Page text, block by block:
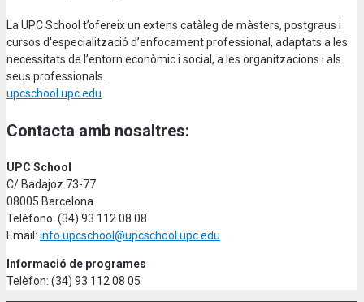
La UPC School t’ofereix un extens catàleg de màsters, postgraus i
cursos d'especialització d’enfocament professional, adaptats a les
necessitats de l’entorn econòmic i social, a les organitzacions i als
seus professionals.
upcschool.upc.edu
Contacta amb nosaltres:
UPC School
C/ Badajoz 73-77
08005 Barcelona
Teléfono: (34) 93 112 08 08
Email: info.upcschool@upcschool.upc.edu
Informació de programes
Telèfon: (34) 93 112 08 05